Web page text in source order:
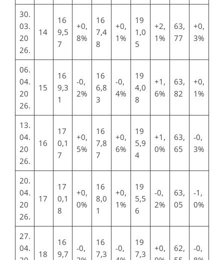
30.
03.
20
26.
14
16
9,5
7
+0,
8%
16
7,4
8
+0,
1%
19
1,0
5
+2,
1%
63,
77
+0,
3%
06.
04.
20
26.
15
16
9,3
1
-0,
2%
16
6,8
3
-0,
4%
19
4,0
8
+1,
6%
63,
82
+0,
1%
13.
04.
20
26.
16
17
0,1
7
+0,
5%
16
7,8
7
+0,
6%
19
5,9
4
+1,
0%
63,
65
-0,
3%
20.
04.
20
26.
17
17
0,1
8
+0,
0%
16
8,0
1
+0,
1%
19
5,5
6
-0,
2%
63,
05
-1,
0%
27.
04.
18
16
9,7
-0,
16
7,3
-0,
19
7,3
+0,
62,
-0,